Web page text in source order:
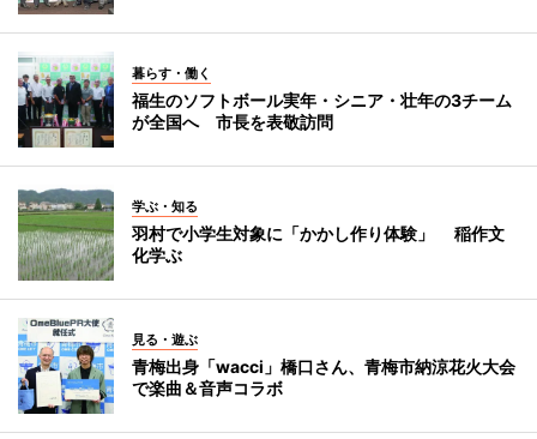
暮らす・働く
福生のソフトボール実年・シニア・壮年の3チーム
が全国へ 市長を表敬訪問
学ぶ・知る
羽村で小学生対象に「かかし作り体験」 稲作文
化学ぶ
見る・遊ぶ
青梅出身「wacci」橋口さん、青梅市納涼花火大会
で楽曲＆音声コラボ